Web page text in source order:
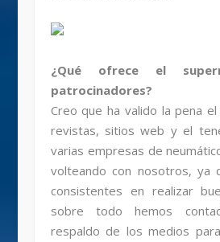
¿Qué ofrece el
patrocinadores?
Creo que ha valido la pena
revistas, sitios web y el
varias empresas de
volteando con nosotros, ya
consistentes en realizar
sobre todo hemos
respaldo de los medios